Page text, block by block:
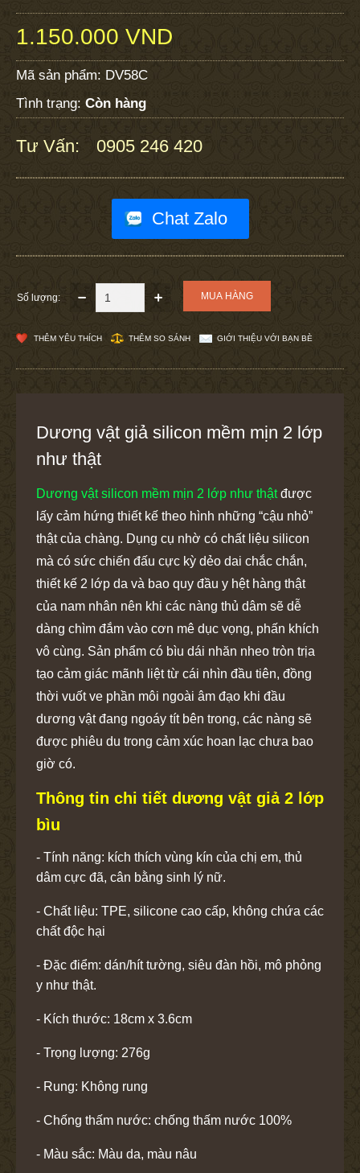
1.150.000 VND
Mã sản phẩm: DV58C
Tình trạng: Còn hàng
Tư Vấn: 0905 246 420
Chat Zalo
Số lượng:
THÊM YÊU THÍCH THÊM SO SÁNH GIỚI THIỆU VỚI BẠN BÈ
Dương vật giả silicon mềm mịn 2 lớp
như thật
Dương vật silicon mềm mịn 2 lớp như thậtđược
lấy cảm hứng thiết kế theo hình những “cậu nhỏ”
thật của chàng. Dụng cụ nhờ có chất liệu silicon
mà có sức chiến đấu cực kỳ dẻo dai chắc chắn,
thiết kế 2 lớp da và bao quy đầu y hệt hàng thật
của nam nhân nên khi các nàng thủ dâm sẽ dễ
dàng chìm đắm vào cơn mê dục vọng, phấn khích
vô cùng. Sản phẩm có bìu dái nhăn nheo tròn trịa
tạo cảm giác mãnh liệt từ cái nhìn đầu tiên, đồng
thời vuốt ve phần môi ngoài âm đạo khi đầu
dương vật đang ngoáy tít bên trong, các nàng sẽ
được phiêu du trong cảm xúc hoan lạc chưa bao
giờ có.
Thông tin chi tiết dương vật giả 2 lớp
bìu
- Tính năng: kích thích vùng kín của chị em, thủ
dâm cực đã, cân bằng sinh lý nữ.
- Chất liệu: TPE, silicone cao cấp, không chứa các
chất độc hại
- Đặc điểm: dán/hít tường, siêu đàn hồi, mô phỏng
y như thật.
- Kích thước: 18cm x 3.6cm
- Trọng lượng: 276g
- Rung: Không rung
- Chống thấm nước: chống thấm nước 100%
- Màu sắc: Màu da, màu nâu